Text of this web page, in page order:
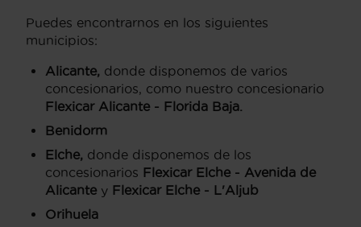
Puedes encontrarnos en los siguientes
municipios:
Alicante, donde disponemos de varios
concesionarios, como nuestro concesionario
Flexicar Alicante - Florida Baja.
Benidorm
Elche, donde disponemos de los
concesionarios Flexicar Elche - Avenida de
Alicante y Flexicar Elche - L'Aljub
Orihuela